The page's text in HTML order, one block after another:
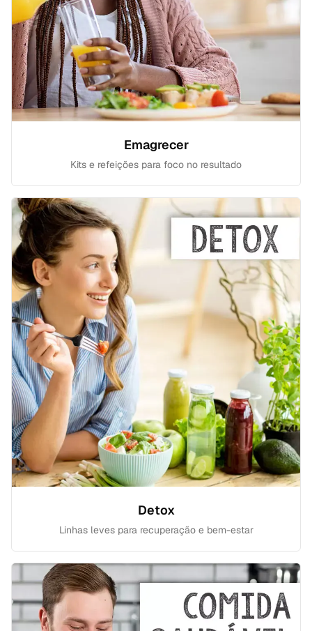
Emagrecer
Kits e refeições para foco no resultado
Detox
Linhas leves para recuperação e bem-estar